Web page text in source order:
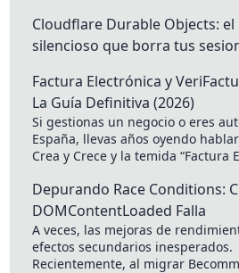
Cloudflare Durable Objects: el
silencioso que borra tus
Factura Electrónica y
La Guía Definitiva (2026)
Si gestionas un negocio o eres
España, llevas años oyendo
Crea y Crece y la temida “Factura
Depurando Race Conditions:
DOMContentLoaded Falla
A veces, las mejoras de
efectos secundarios inesperados.
Recientemente, al migrar